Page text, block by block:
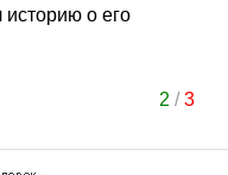
историю о его
2 /3